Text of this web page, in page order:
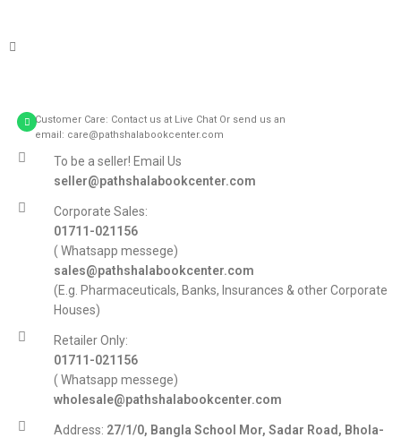
Customer Care: Contact us at Live Chat Or send us an
email: care@pathshalabookcenter.com
To be a seller! Email Us
seller@pathshalabookcenter.com
Corporate Sales:
01711-021156
( Whatsapp messege)
sales@pathshalabookcenter.com
(E.g. Pharmaceuticals, Banks, Insurances & other Corporate
Houses)
Retailer Only:
01711-021156
( Whatsapp messege)
wholesale@pathshalabookcenter.com
Address: 27/1/0, Bangla School Mor, Sadar Road, Bhola-